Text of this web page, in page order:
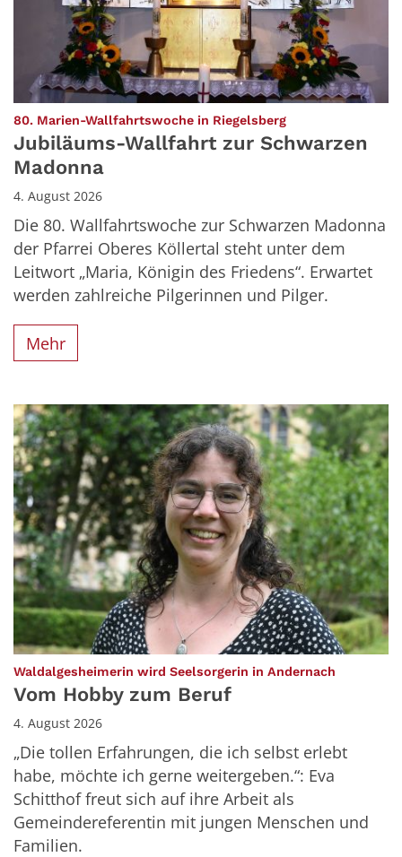
80. Marien-Wallfahrtswoche in Riegelsberg:
Jubiläums-Wallfahrt zur Schwarzen
Madonna
4. August 2026
Die 80. Wallfahrtswoche zur Schwarzen Madonna
der Pfarrei Oberes Köllertal steht unter dem
Leitwort „Maria, Königin des Friedens“. Erwartet
werden zahlreiche Pilgerinnen und Pilger.
Mehr
Waldalgesheimerin wird Seelsorgerin in Andernach
Vom Hobby zum Beruf
4. August 2026
„Die tollen Erfahrungen, die ich selbst erlebt
habe, möchte ich gerne weitergeben.“: Eva
Schitthof freut sich auf ihre Arbeit als
Gemeindereferentin mit jungen Menschen und
Familien.